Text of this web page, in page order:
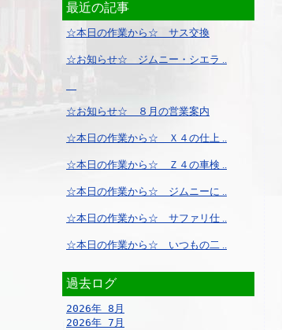
最近の記事
☆本日の作業から☆ サス交換
☆お知らせ☆ ジムニー・シエラ ..
☆お知らせ☆ ８月の営業案内
☆本日の作業から☆ Ｘ４の仕上 ..
☆本日の作業から☆ Ｚ４の車検 ..
☆本日の作業から☆ ジムニーに ..
☆本日の作業から☆ サファリ仕 ..
☆本日の作業から☆ いつもの二 ..
過去ログ
2026年 8月
2026年 7月